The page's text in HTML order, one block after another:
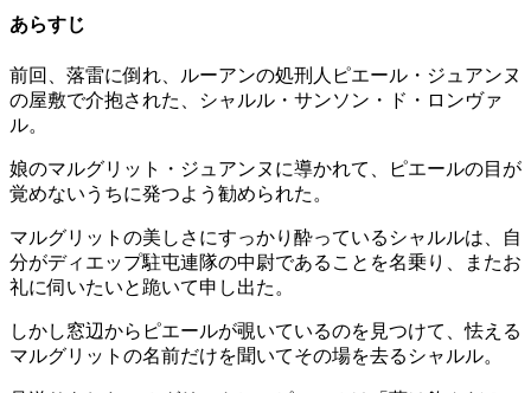
あらすじ
前回、落雷に倒れ、ルーアンの処刑人ピエール・ジュアンヌ
の屋敷で介抱された、シャルル・サンソン・ド・ロンヴァ
ル。
娘のマルグリット・ジュアンヌに導かれて、ピエールの目が
覚めないうちに発つよう勧められた。
マルグリットの美しさにすっかり酔っているシャルルは、自
分がディエップ駐屯連隊の中尉であることを名乗り、またお
礼に伺いたいと跪いて申し出た。
しかし窓辺からピエールが覗いているのを見つけて、怯える
マルグリットの名前だけを聞いてその場を去るシャルル。